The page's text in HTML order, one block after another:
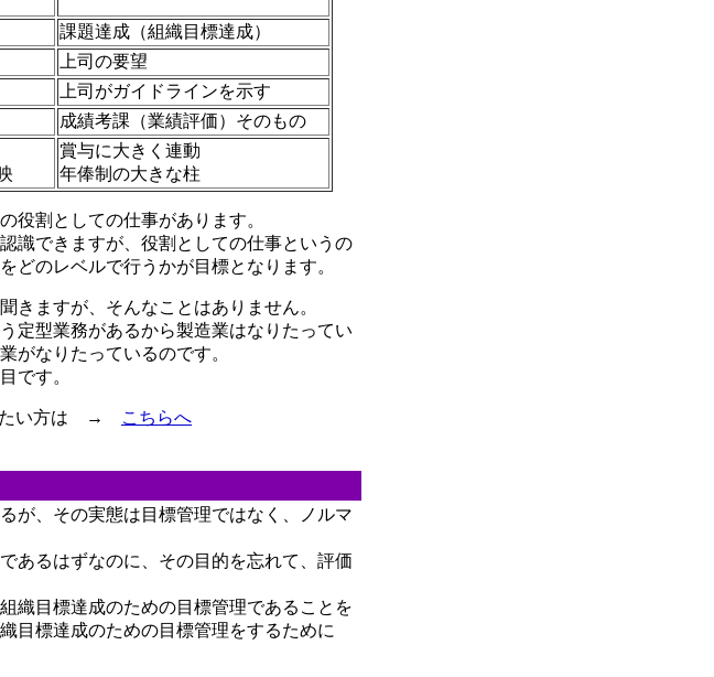
課題達成（組織目標達成）
上司の要望
上司がガイドラインを示す
成績考課（業績評価）そのもの
賞与に大きく連動
年俸制の大きな柱
割としての仕事があります。
識できますが、役割としての仕事というの
どのレベルで行うかが目標となります。
ますが、そんなことはありません。
定型業務があるから製造業はなりたってい
がなりたっているのです。
です。
たい方は → こちらへ
が、その実態は目標管理ではなく、ノルマ
あるはずなのに、その目的を忘れて、評価
織目標達成のための目標管理であることを
目標達成のための目標管理をするために